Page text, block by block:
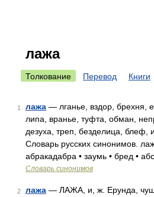
лажа
Толкование Перевод Книги
1 лажа — лганье, вздор, брехня,
липа, вранье, туфта, обман,
дезуха, треп, безделица,
Словарь русских синонимов.
абракадабра • заумь • бред •
Словарь синонимов
2 лажа — ЛАЖА, и, ж. Ерунда,